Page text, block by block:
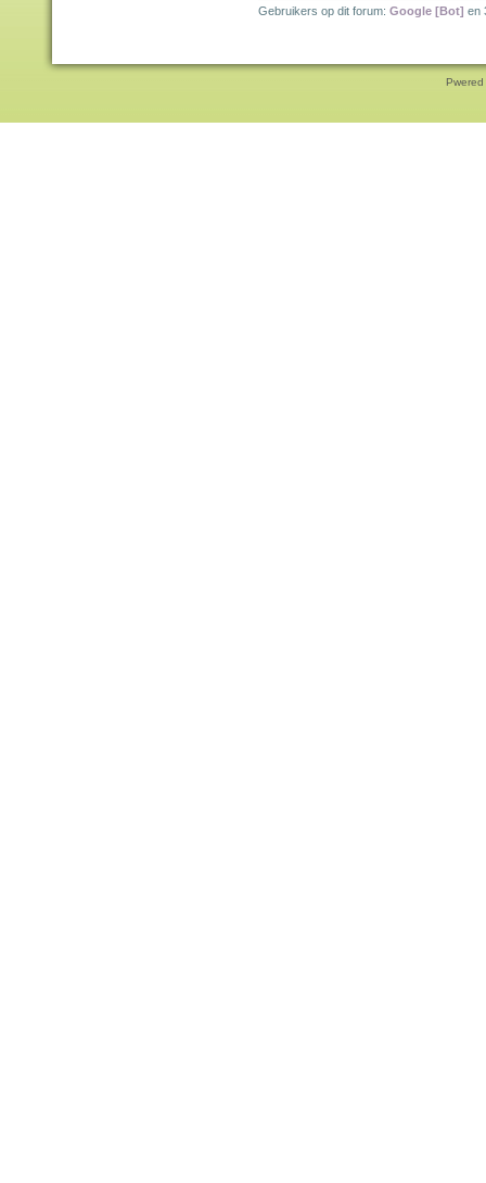
Gebruikers op dit forum: Google [Bot] en